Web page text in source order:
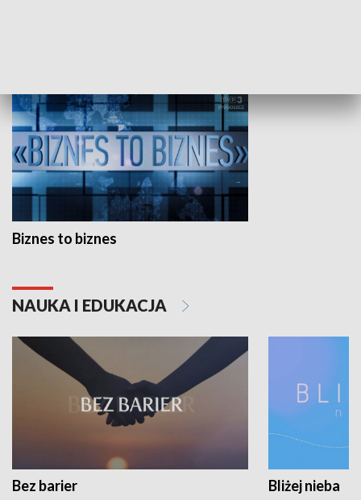
Biznes to biznes
NAUKA I EDUKACJA
Bez barier Bliżej nieba